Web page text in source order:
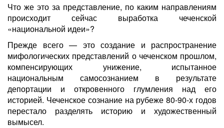
Что же это за представление, по каким направлениям
происходит сейчас выработка чеченской
«национальной идеи»?
Прежде всего — это создание и распространение
мифологических представлений о чеченском прошлом,
компенсирующих унижение, испытанное
национальным самосознанием в результате
депортации и откровенного глумления над его
историей. Чеченское сознание на рубеже 80-90-х годов
перестало разделять историю и художественный
вымысел.